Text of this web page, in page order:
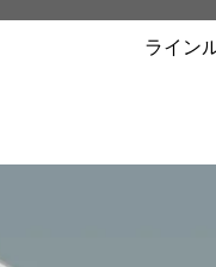
ライン